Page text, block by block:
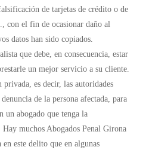
de tarjetas de crédito o de
con el fin de ocasionar daño al
datos han sido copiados.
que debe, en consecuencia, estar
un mejor servicio a su cliente.
es decir, las autoridades
de la persona afectada, para
un abogado que tenga la
muchos Abogados Penal Girona
este delito que en algunas